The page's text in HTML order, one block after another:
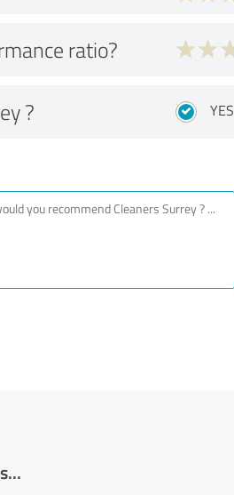
ratio?
? YES